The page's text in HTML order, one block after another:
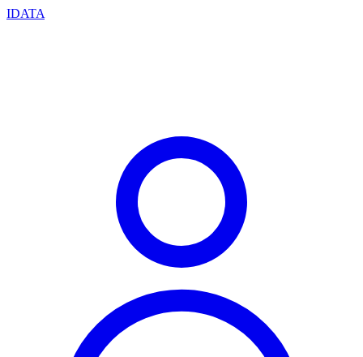
IDATA